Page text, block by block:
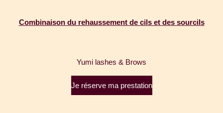
Combinaison du rehaussement de cils et des sourcils
Yumi lashes & Brows
Je réserve ma prestation